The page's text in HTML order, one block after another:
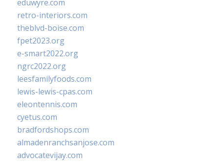
eduwyre.com
retro-interiors.com
theblvd-boise.com
fpet2023.org
e-smart2022.org
ngrc2022.org
leesfamilyfoods.com
lewis-lewis-cpas.com
eleontennis.com
cyetus.com
bradfordshops.com
almadenranchsanjose.com
advocatevijay.com